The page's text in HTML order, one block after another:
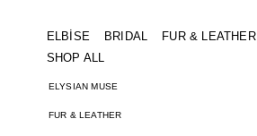
ELBİSE BRIDAL FUR & LEATHER
SHOP ALL
ELYSIAN MUSE
FUR & LEATHER